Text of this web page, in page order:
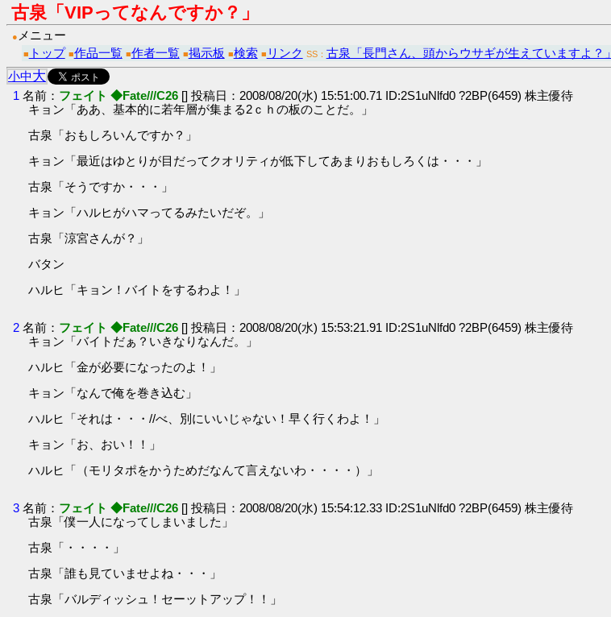
古泉「VIPってなんですか？」
● メニュー
■ トップ ■作品一覧 ■作者一覧 ■掲示板 ■検索 ■ リンク SS： 古泉「長門さん、頭からウサギが生えていますよ？」
小中大
1 名前： フェイト ◆Fate///C26 [] 投稿日：2008/08/20(水) 15:51:00.71 ID:2S1uNlfd0 ?2BP(6459) 株主優待
キョン「ああ、基本的に若年層が集まる2ｃｈの板のことだ。」
古泉「おもしろいんですか？」
キョン「最近はゆとりが目だってクオリティが低下してあまりおもしろくは・・・」
古泉「そうですか・・・」
キョン「ハルヒがハマってるみたいだぞ。」
古泉「涼宮さんが？」
バタン
ハルヒ「キョン！バイトをするわよ！」
2 名前： フェイト ◆Fate///C26 [] 投稿日：2008/08/20(水) 15:53:21.91 ID:2S1uNlfd0 ?2BP(6459) 株主優待
キョン「バイトだぁ？いきなりなんだ。」
ハルヒ「金が必要になったのよ！」
キョン「なんで俺を巻き込む」
ハルヒ「それは・・・//べ、別にいいじゃない！早く行くわよ！」
キョン「お、おい！！」
ハルヒ「（モリタポをかうためだなんて言えないわ・・・・）」
3 名前： フェイト ◆Fate///C26 [] 投稿日：2008/08/20(水) 15:54:12.33 ID:2S1uNlfd0 ?2BP(6459) 株主優待
古泉「僕一人になってしまいました」
古泉「・・・・」
古泉「誰も見ていませよね・・・」
古泉「バルディッシュ！セーットアップ！！」